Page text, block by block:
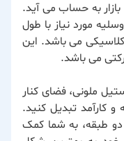
به حساب می آید.
مورد نیاز با طول
می باشد. این
ملونی، فضای کنار
کارآمد تبدیل کنید.
دو طبقه، به شما کمک